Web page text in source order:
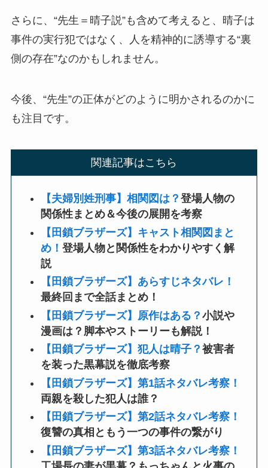
さらに、“先生＝晴子説”も含めて考えると、晴子は
事件の実行犯ではなく、人を精神的に誘導する“裏
側の存在”なのかもしれません。
今後、“先生”の正体がどのように明かされるのかに
も注目です。
関連記事はこちら
【夫婦別姓刑事】相関図は？登場人物の
関係性まとめ＆今後の展開を考察
【田鎖ブラザーズ】キャスト相関図まと
め！登場人物と関係性をわかりやすく解
説
【田鎖ブラザーズ】あらすじネタバレ！
最終回まで全話まとめ！
【田鎖ブラザーズ】原作はある？小説や
漫画は？脚本やストーリーも解説！
【田鎖ブラザーズ】犯人は晴子？被害者
を装った黒幕説を徹底考察
【田鎖ブラザーズ】第1話ネタバレ考察！
両親を殺した犯人は誰？
【田鎖ブラザーズ】第2話ネタバレ考察！
復讐の真相ともう一つの事件の繋がり
【田鎖ブラザーズ】第3話ネタバレ考察！